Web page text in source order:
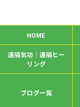
HOME
遠隔気功｜遠隔ヒー
リング
ブログ一覧